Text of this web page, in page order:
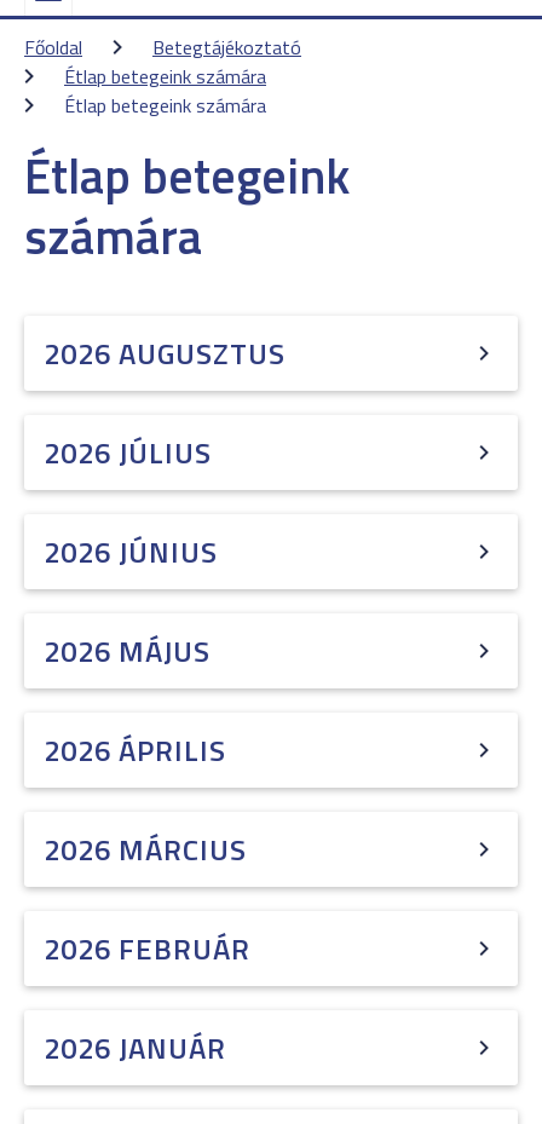
Főoldal
Betegtájékoztató
Étlap betegeink számára
Étlap betegeink számára
Étlap betegeink
számára
2026 AUGUSZTUS
2026 JÚLIUS
2026 JÚNIUS
2026 MÁJUS
2026 ÁPRILIS
2026 MÁRCIUS
2026 FEBRUÁR
2026 JANUÁR